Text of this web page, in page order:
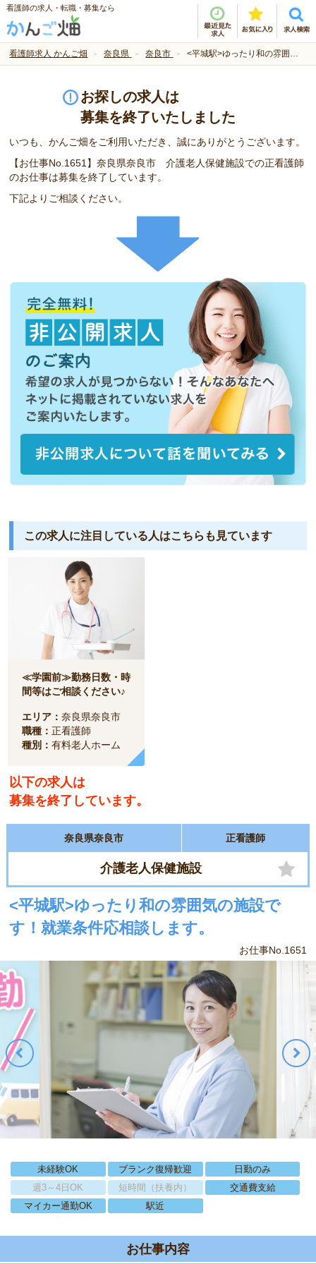
看護師の求人・転職・募集なら
看護師求人 かんご畑 奈良県 奈良市 <平城駅>ゆったり和の雰囲気の施設です！就業条件応相談します。
お探しの求人は
募集を終了いたしました
いつも、かんご畑をご利用いただき、誠にありがとうございます。
【お仕事No.1651】奈良県奈良市 介護老人保健施設での正看護師
のお仕事は募集を終了しています。
下記よりご相談ください。
この求人に注目している人はこちらも見ています
≪学園前≫勤務日数・時
間等はご相談ください♪
エリア： 奈良県奈良市
職種： 正看護師
種別： 有料老人ホーム
以下の求人は
募集を終了しています。
奈良県奈良市 正看護師
介護老人保健施設
<平城駅>ゆったり和の雰囲気の施設で
す！就業条件応相談します。
お仕事No.1651
未経験OK ブランク復帰歓迎
日勤のみ
週3～4日OK
短時間（扶養内）
交通費支給
マイカー通勤OK
駅近
お仕事内容